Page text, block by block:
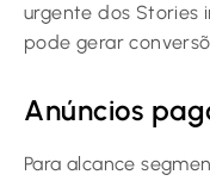
urgente dos Stories
pode gerar
Anúncios
Para alcance